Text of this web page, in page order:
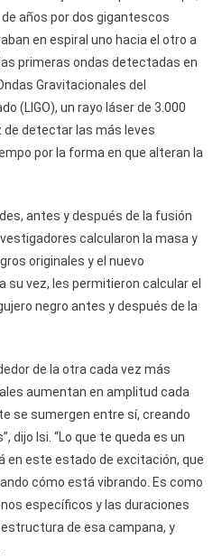
años por dos gigantescos
en espiral uno hacia el otro a
primeras ondas detectadas en
Gravitacionales del
(LIGO), un rayo láser de 3.000
detectar las más leves
por la forma en que alteran la
antes y después de la fusión
calcularon la masa y
originales y el nuevo
su vez, les permitieron calcular el
negro antes y después de la
de la otra cada vez más
aumentan en amplitud cada
se sumergen entre sí, creando
dijo Isi. “Lo que te queda es un
en este estado de excitación, que
cómo está vibrando. Es como
específicos y las duraciones
de esa campana, y